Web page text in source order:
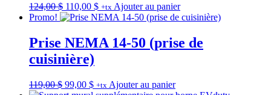
124,00$ Le
prix
était :
124,00 $.
110,00 $Le
prix
est :
110,00 $.
+tx Ajouter au panier
Promo!
Prise NEMA 14-50 (prise de
cuisinière)
119,00$ Le
99,00 $Le
+tx Ajouter au panier